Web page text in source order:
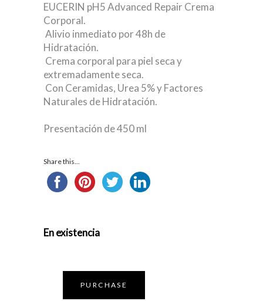
EUCERIN pH5 Advanced Repair Crema
Corporal.
Alivio inmediato por 48h de
Hidratación.
Crema corporal para piel seca y
extremadamente seca.
Con Ceramidas, Urea 5% y Factores
Naturales de Hidratación.
Presentación de 450 ml
Share this...
En existencia
PURCHASE